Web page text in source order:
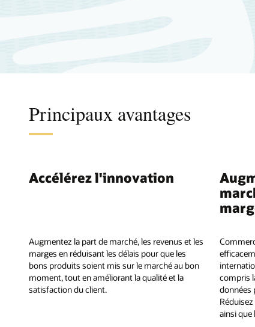
Principaux avantages
Accélérez l'innovation
Augmentez la part de marché, les revenus et les
marges en réduisant les délais pour que les
bons produits soient mis sur le marché au bon
moment, tout en améliorant la qualité et la
satisfaction du client.
compris
données
ainsi que